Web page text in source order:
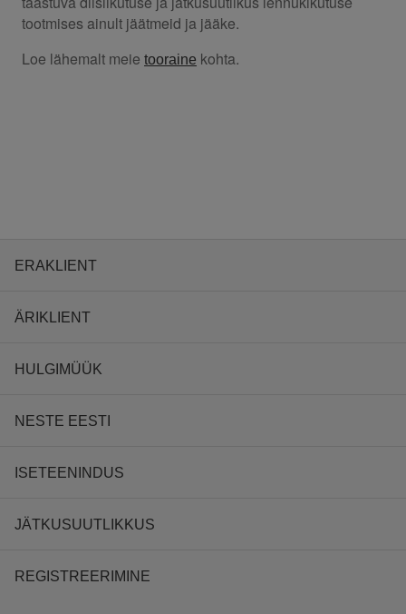
tootmises ainult jäätmeid ja jääke.
Loe lähemalt meie tooraine kohta.
ERAKLIENT
ÄRIKLIENT
HULGIMÜÜK
NESTE EESTI
ISETEENINDUS
JÄTKUSUUTLIKKUS
REGISTREERIMINE